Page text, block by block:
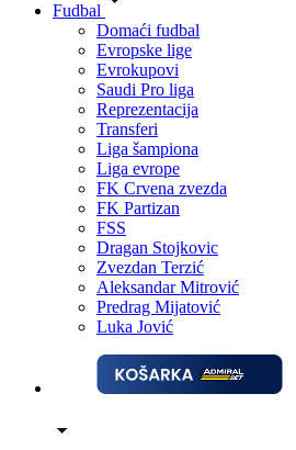
Fudbal
Domaći fudbal
Evropske lige
Evrokupovi
Saudi Pro liga
Reprezentacija
Transferi
Liga šampiona
Liga evrope
FK Crvena zvezda
FK Partizan
FSS
Dragan Stojkovic
Zvezdan Terzić
Aleksandar Mitrović
Predrag Mijatović
Luka Jović